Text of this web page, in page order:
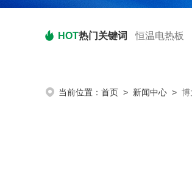
HOT热门关键词 恒温电热板
当前位置： 首页 > 新闻中心 > 博